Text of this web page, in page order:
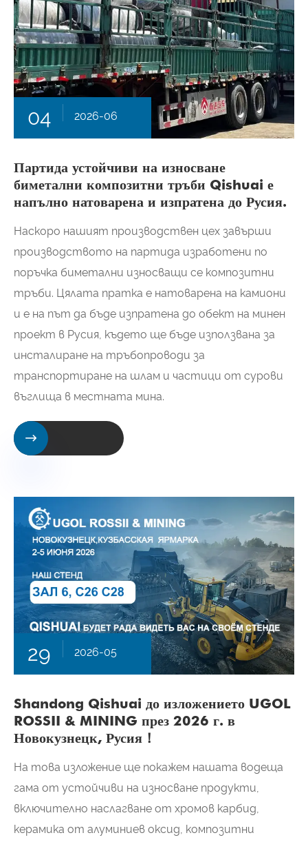
04 2026-06
Партида устойчиви на износване
биметални композитни тръби Qishuai е
напълно натоварена и изпратена до Русия.
Наскоро нашият производствен цех завърши
производството на партида изработени по
поръчка биметални износващи се композитни
тръби. Цялата пратка е натоварена на камиони
и е на път да бъде изпратена до обект на минен
проект в Русия, където ще бъде използвана за
инсталиране на тръбопроводи за
транспортиране на шлам и частици от сурови
въглища в местната мина.

29 2026-05
Shandong Qishuai до изложението UGOL
ROSSII & MINING през 2026 г. в
Новокузнецк, Русия！
На това изложение ще покажем нашата водеща
гама от устойчиви на износване продукти,
включително наслагване от хромов карбид,
керамика от алуминиев оксид, композитни